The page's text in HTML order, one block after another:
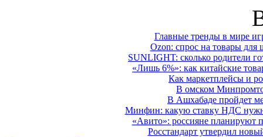
Главные тренды в мире
Ozon: спрос на товары для
SUNLIGHT: сколько родители
«Лишь 6%»: как китайские
Как маркетплейсы и
В омском
В Ашхабаде пройдет
Минфин: какую ставку НДС
«Авито»: россияне планируют
Росстандарт утвердил